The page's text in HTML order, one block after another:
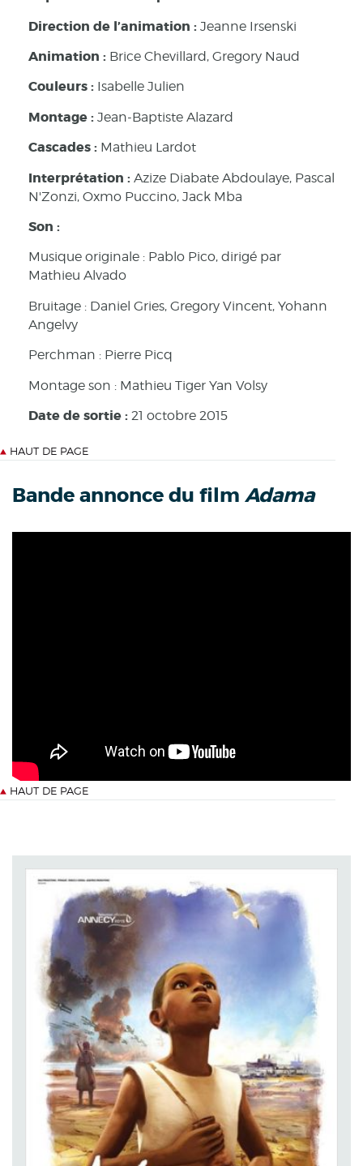
Direction de l’animation : Jeanne Irsenski
Animation : Brice Chevillard, Gregory Naud
Couleurs : Isabelle Julien
Montage : Jean-Baptiste Alazard
Cascades : Mathieu Lardot
Interprétation : Azize Diabate Abdoulaye, Pascal
N'Zonzi, Oxmo Puccino, Jack Mba
Son :
Musique originale : Pablo Pico, dirigé par
Mathieu Alvado
Bruitage : Daniel Gries, Gregory Vincent, Yohann
Angelvy
Perchman : Pierre Picq
Montage son : Mathieu Tiger Yan Volsy
Date de sortie : 21 octobre 2015
HAUT DE PAGE
Bande annonce du film Adama
HAUT DE PAGE